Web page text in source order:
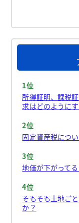
1位
所得証明、課税
求はどのように
2位
固定資産税につ
3位
地価が下がって
4位
そもそも土地ご
か？